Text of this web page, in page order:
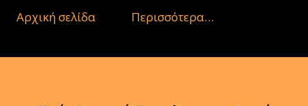
Αρχική σελίδα
Περισσότερα…